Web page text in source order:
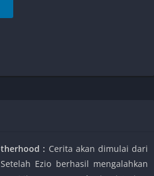
: Cerita akan dimulai dari
Ezio berhasil mengalahkan